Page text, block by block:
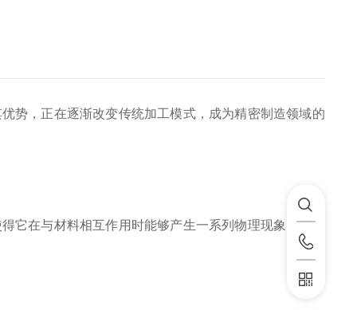
势，正在逐渐改变传统加工模式，成为精密制造领域的
它在与材料相互作用时能够产生一系列物理现象，从而